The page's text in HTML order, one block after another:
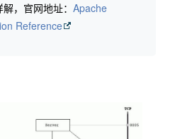
，官网地址： Apache
Reference